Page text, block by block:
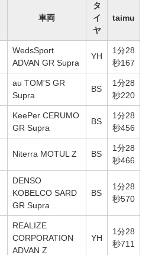
車両
タ
イ
ヤ
taimu
WedsSport
ADVAN GR Supra
YH
1分28
秒167
au TOM'S GR
Supra
BS
1分28
秒220
KeePer CERUMO
GR Supra
BS
1分28
秒456
Niterra MOTUL Z BS
1分28
秒466
DENSO
KOBELCO SARD
GR Supra
BS
1分28
秒570
REALIZE
CORPORATION
ADVAN Z
YH
1分28
秒711